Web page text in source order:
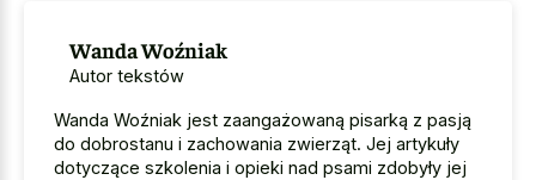
Wanda Woźniak
Autor tekstów
Wanda Woźniak jest zaangażowaną pisarką z pasją
do dobrostanu i zachowania zwierząt. Jej artykuły
dotyczące szkolenia i opieki nad psami zdobyły jej